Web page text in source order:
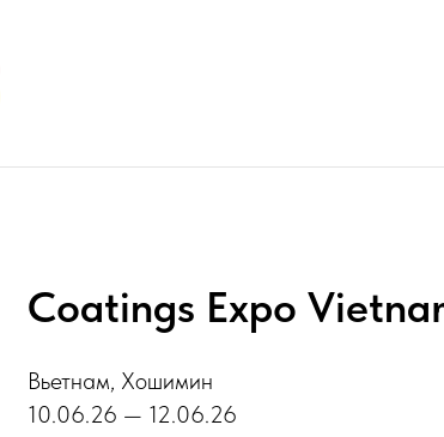
Coatings Expo
Вьетнам, Хошимин
10.06.26 — 12.06.26